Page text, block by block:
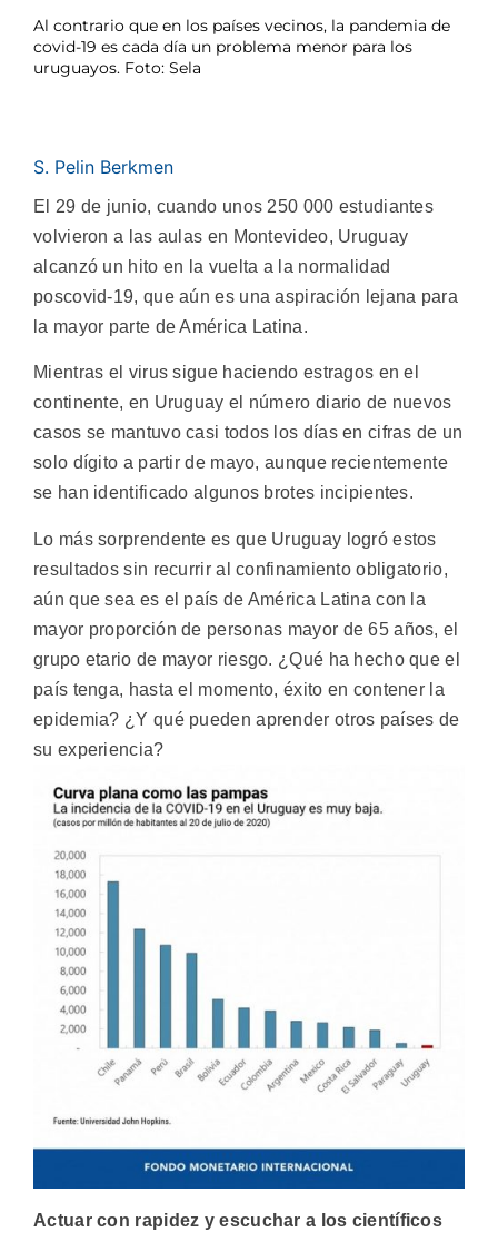
Al contrario que en los países vecinos, la pandemia de
covid-19 es cada día un problema menor para los
uruguayos. Foto: Sela
S. Pelin Berkmen
El 29 de junio, cuando unos 250 000 estudiantes
volvieron a las aulas en Montevideo, Uruguay
alcanzó un hito en la vuelta a la normalidad
poscovid-19, que aún es una aspiración lejana para
la mayor parte de América Latina.
Mientras el virus sigue haciendo estragos en el
continente, en Uruguay el número diario de nuevos
casos se mantuvo casi todos los días en cifras de un
solo dígito a partir de mayo, aunque recientemente
se han identificado algunos brotes incipientes.
Lo más sorprendente es que Uruguay logró estos
resultados sin recurrir al confinamiento obligatorio,
aún que sea es el país de América Latina con la
mayor proporción de personas mayor de 65 años, el
grupo etario de mayor riesgo. ¿Qué ha hecho que el
país tenga, hasta el momento, éxito en contener la
epidemia? ¿Y qué pueden aprender otros países de
su experiencia?
Actuar con rapidez y escuchar a los científicos